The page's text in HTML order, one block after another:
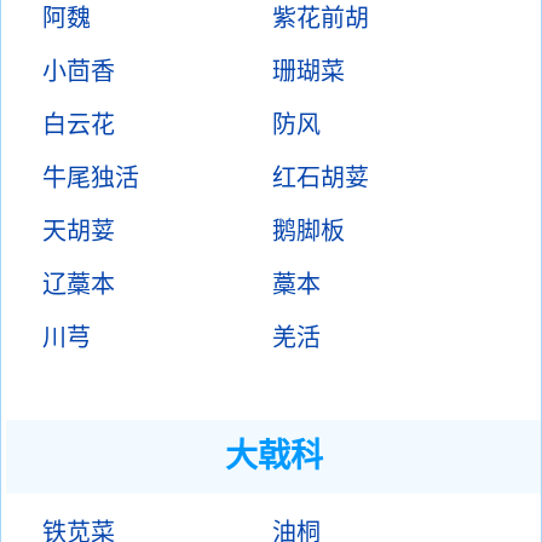
阿魏
紫花前胡
小茴香
珊瑚菜
白云花
防风
牛尾独活
红石胡荽
天胡荽
鹅脚板
辽藁本
藁本
川芎
羌活
大戟科
铁苋菜 油桐